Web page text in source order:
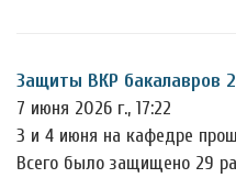
Защиты ВКР бакалавров
7 июня 2026 г., 17:22
3 и 4 июня на кафедре
Всего было защищено 29